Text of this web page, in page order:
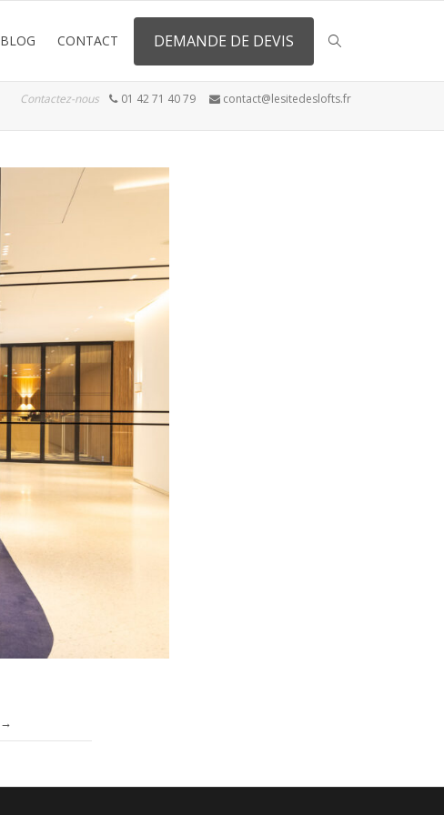
BLOG CONTACT DEMANDE DE DEVIS
Contactez-nous 01 42 71 40 79 contact@lesitedeslofts.fr